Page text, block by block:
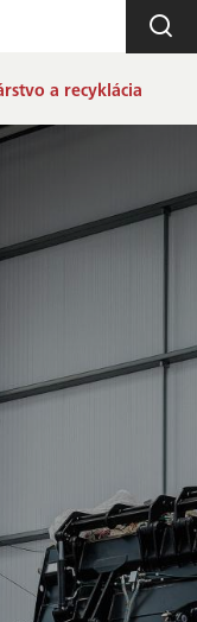
a recyklácia